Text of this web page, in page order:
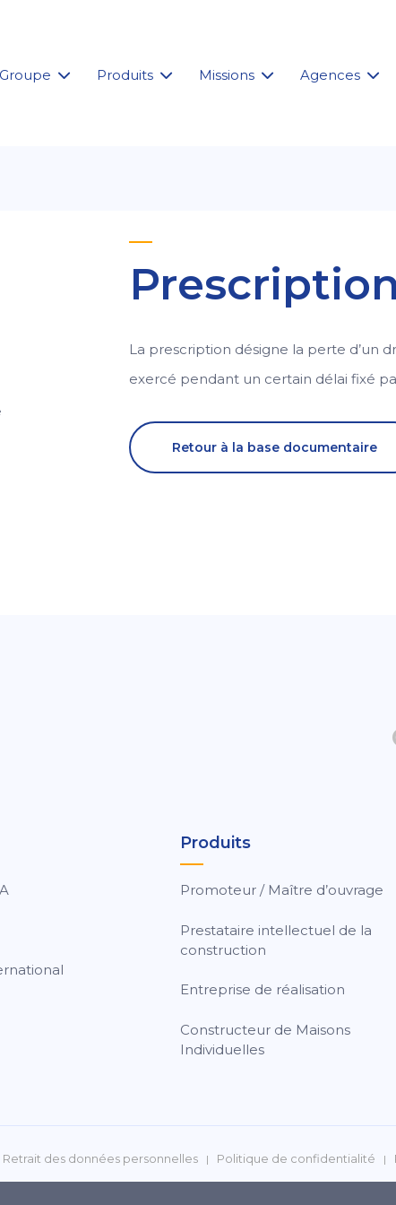
Groupe Produits Missions Agences
Prescription
La prescription désigne la perte d’un
exercé pendant un certain délai fixé
Retour à la base documentaire
Produits
Promoteur / Maître d’ouvrage
Prestataire intellectuel de la
construction
Entreprise de réalisation
Constructeur de Maisons
Individuelles
Retrait des données personnelles Politique de confidentialité